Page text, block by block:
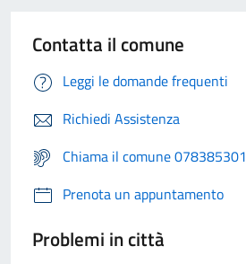
Contatta il comune
Leggi le domande frequenti
Richiedi Assistenza
Chiama il comune 078385301
Prenota un appuntamento
Problemi in città